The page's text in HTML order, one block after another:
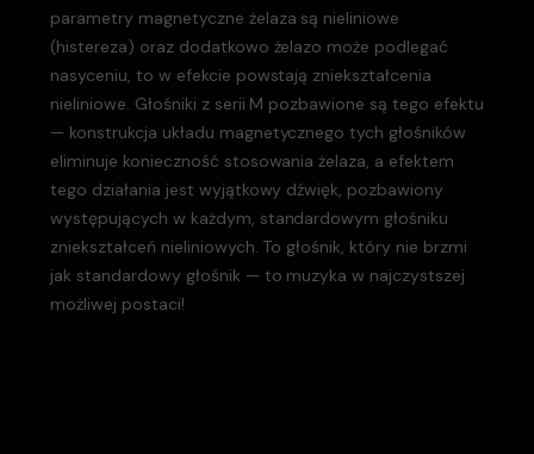
parametry magnetyczne żelaza są nieliniowe
(histereza) oraz dodatkowo żelazo może podlegać
nasyceniu, to w efekcie powstają zniekształcenia
nieliniowe. Głośniki z serii M pozbawione są tego efektu
— konstrukcja układu magnetycznego tych głośników
eliminuje konieczność stosowania żelaza, a efektem
tego działania jest wyjątkowy dźwięk, pozbawiony
występujących w każdym, standardowym głośniku
zniekształceń nieliniowych. To głośnik, który nie brzmi
jak standardowy głośnik — to muzyka w najczystszej
możliwej postaci!